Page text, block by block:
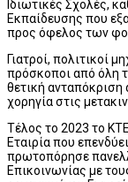
Ιδιωτικές Σχολές,
Εκπαίδευσης που
προς όφελος των
Γιατροί, πολιτικοί
πρόσκοποι από όλη
θετική ανταπόκριση
χορηγία στις
Τέλος το 2023 το
Εταιρία που
πρωτοπόρησε
Επικοινωνίας με